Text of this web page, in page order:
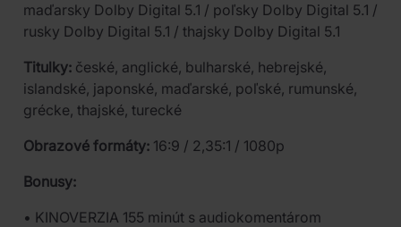
maďarsky Dolby Digital 5.1 / poľsky Dolby Digital 5.1 /
rusky Dolby Digital 5.1 / thajsky Dolby Digital 5.1
Titulky: české, anglické, bulharské, hebrejské,
islandské, japonské, maďarské, poľské, rumunské,
grécke, thajské, turecké
Obrazové formáty: 16:9 / 2,35:1 / 1080p
Bonusy:
• KINOVERZIA 155 minút s audiokomentárom